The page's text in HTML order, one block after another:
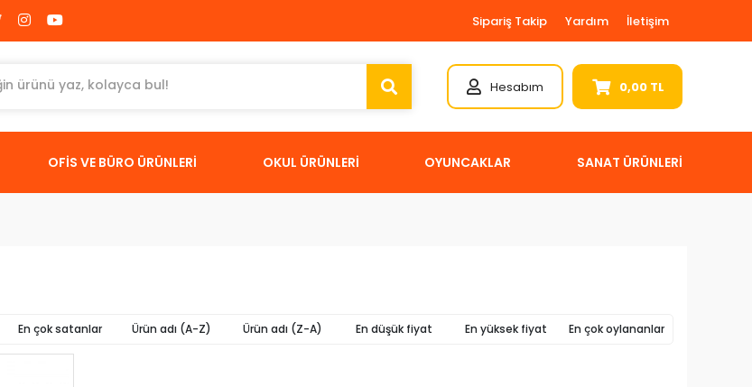
Sipariş Takip Yardım İletişim
Hesabım 0,00 TL
OFİS VE BÜRO ÜRÜNLERİ OKUL ÜRÜNLERİ OYUNCAKLAR SANAT ÜRÜNLERİ
En çok satanlar Ürün adı (A-Z) Ürün adı (Z-A) En düşük fiyat En yüksek fiyat En çok oylananlar